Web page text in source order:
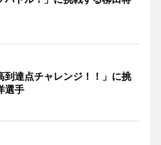
到達点チャレンジ！！」に挑
選手